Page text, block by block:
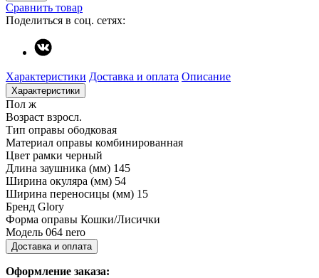
Сравнить товар
Поделиться в соц. сетях:
Характеристики Доставка и оплата Описание
Характеристики
Пол ж
Возраст взросл.
Тип оправы ободковая
Материал оправы комбинированная
Цвет рамки черный
Длина заушника (мм) 145
Ширина окуляра (мм) 54
Ширина переносицы (мм) 15
Бренд Glory
Форма оправы Кошки/Лисички
Модель 064 nero
Доставка и оплата
Оформление заказа: